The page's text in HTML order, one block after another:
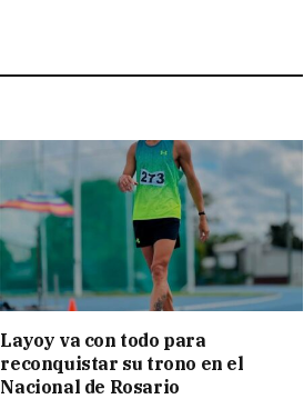
Layoy va con todo para
reconquistar su trono en el
Nacional de Rosario